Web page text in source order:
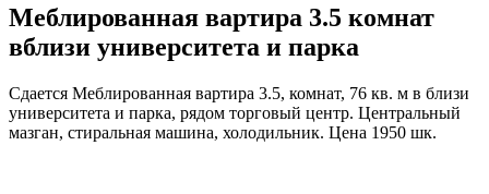
Меблированная вартира 3.5 комнат
вблизи университета и парка
Сдается Меблированная вартира 3.5, комнат, 76 кв. м в близи
университета и парка, рядом торговый центр. Центральный
мазган, стиральная машина, холодильник. Цена 1950 шк.